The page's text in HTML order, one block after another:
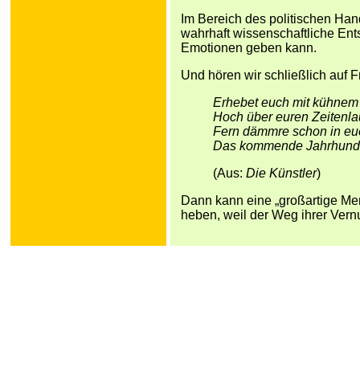
Im Bereich des politischen
wahrhaft wissenschaftliche
Emotionen geben kann.
Und hören wir schließlich auf
Erhebet euch mit
Hoch über euren
Fern dämmre schon in
Das kommende
(Aus: Die Künstler)
Dann kann eine „großartige
heben, weil der Weg ihrer